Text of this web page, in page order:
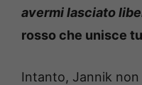
avermi lasciato
rosso che unisce
Intanto, Jannik non